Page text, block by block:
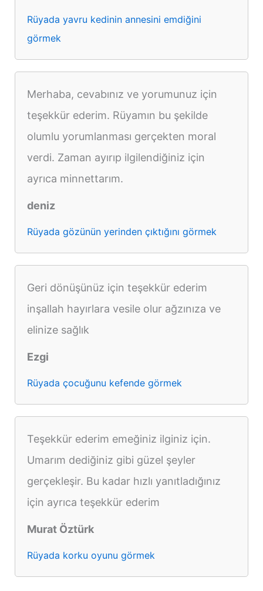
Rüyada yavru kedinin annesini emdiğini
görmek
Merhaba, cevabınız ve yorumunuz için
teşekkür ederim. Rüyamın bu şekilde
olumlu yorumlanması gerçekten moral
verdi. Zaman ayırıp ilgilendiğiniz için
ayrıca minnettarım.
deniz
Rüyada gözünün yerinden çıktığını görmek
Geri dönüşünüz için teşekkür ederim
inşallah hayırlara vesile olur ağzınıza ve
elinize sağlık
Ezgi
Rüyada çocuğunu kefende görmek
Teşekkür ederim emeğiniz ilginiz için.
Umarım dediğiniz gibi güzel şeyler
gerçekleşir. Bu kadar hızlı yanıtladığınız
için ayrıca teşekkür ederim
Murat Öztürk
Rüyada korku oyunu görmek